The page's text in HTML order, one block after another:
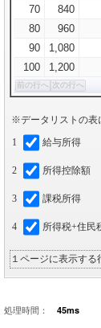
70
840
80
960
90
1,080
100
1,200
前の行へ 次の行へ
※データリストの表
1
給与所得
2 所得控除額
3 課税所得
4 所得税+住民
１ページに表示する
処理時間：